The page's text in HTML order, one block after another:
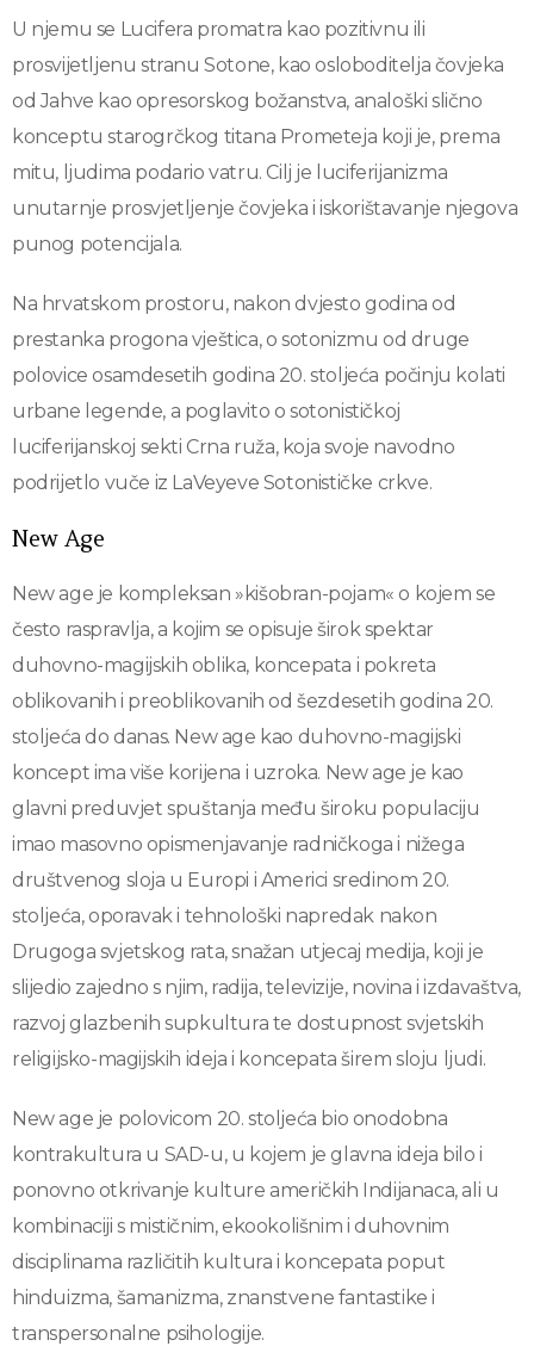
U njemu se Lucifera promatra kao pozitivnu ili
prosvijetljenu stranu Sotone, kao osloboditelja čovjeka
od Jahve kao opresorskog božanstva, analoški slično
konceptu starogrčkog titana Prometeja koji je, prema
mitu, ljudima podario vatru. Cilj je luciferijanizma
unutarnje prosvjetljenje čovjeka i iskorištavanje njegova
punog potencijala.
Na hrvatskom prostoru, nakon dvjesto godina od
prestanka progona vještica, o sotonizmu od druge
polovice osamdesetih godina 20. stoljeća počinju kolati
urbane legende, a poglavito o sotonističkoj
luciferijanskoj sekti Crna ruža, koja svoje navodno
podrijetlo vuče iz LaVeyeve Sotonističke crkve.
New Age
New age je kompleksan »kišobran-pojam« o kojem se
često raspravlja, a kojim se opisuje širok spektar
duhovno-magijskih oblika, koncepata i pokreta
oblikovanih i preoblikovanih od šezdesetih godina 20.
stoljeća do danas. New age kao duhovno-magijski
koncept ima više korijena i uzroka. New age je kao
glavni preduvjet spuštanja među široku populaciju
imao masovno opismenjavanje radničkoga i nižega
društvenog sloja u Europi i Americi sredinom 20.
stoljeća, oporavak i tehnološki napredak nakon
Drugoga svjetskog rata, snažan utjecaj medija, koji je
slijedio zajedno s njim, radija, televizije, novina i izdavaštva,
razvoj glazbenih supkultura te dostupnost svjetskih
religijsko-magijskih ideja i koncepata širem sloju ljudi.
New age je polovicom 20. stoljeća bio onodobna
kontrakultura u SAD-u, u kojem je glavna ideja bilo i
ponovno otkrivanje kulture američkih Indijanaca, ali u
kombinaciji s mističnim, ekookolišnim i duhovnim
disciplinama različitih kultura i koncepata poput
hinduizma, šamanizma, znanstvene fantastike i
transpersonalne psihologije.